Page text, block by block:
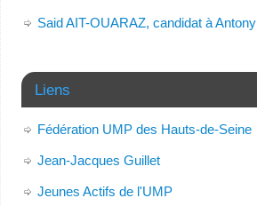
Said AIT-OUARAZ, candidat à Antony
Liens
Fédération UMP des Hauts-de-Seine
Jean-Jacques Guillet
Jeunes Actifs de l'UMP